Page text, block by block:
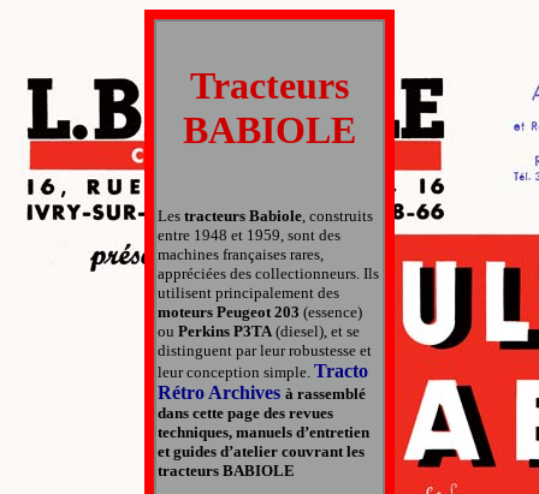
Tracteurs
BABIOLE
Les tracteurs Babiole, construits
entre 1948 et 1959, sont des
machines françaises rares,
appréciées des collectionneurs. Ils
utilisent principalement des
moteurs Peugeot 203 (essence)
ou Perkins P3TA(diesel), et se
distinguent par leur robustesse et
leur conception simple. Tracto
Rétro Archives à rassemblé
dans cette page des revues
techniques, manuels d’entretien
etguides d’atelier couvrant les
tracteurs BABIOLE